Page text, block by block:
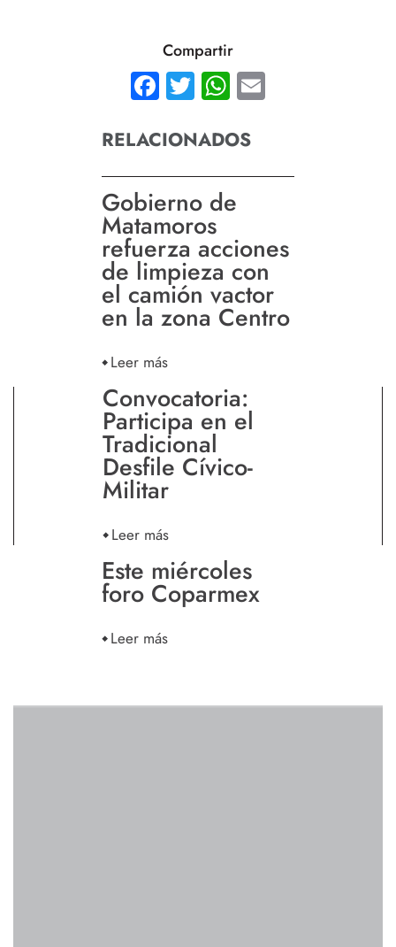
Compartir
Facebook
TwitterWhatsApp
RELACIONADOS
Gobierno de
Matamoros
refuerza acciones
de limpieza con
el camión vactor
en la zona Centro
Leer más
Convocatoria:
Participa en el
Tradicional
Desfile Cívico-
Militar
Leer más
Este miércoles
foro Coparmex
Leer más